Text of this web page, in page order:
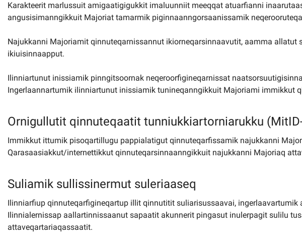
Karakteerit marlussuit amigaatigigukkit imaluunniit meeqqat atuarfianni
angusisimanngikkuit Majoriat tamarmik piginnaanngorsaanissamik
Najukkanni Majoriamit qinnuteqarnissannut ikiorneqarsinnaavutit, aamma allatut
ikiuisinnaapput.
Ilinniartunut inissiamik pinngitsoornak neqeroorfigineqarnissat
Ingerlaannartumik ilinniartunut inissiamik tunineqanngikkuit Majoriami immikkut
Ornigullutit qinnuteqaatit tunniukkiartorniarukku
Immikkut ittumik pisoqartillugu pappialatigut qinnuteqarfissamik najukkanni
Qarasaasiakkut/internettikkut qinnuteqarsinnaanngikkuit najukkanni Majoriaq
Suliamik sullissinermut suleriaaseq
Ilinniarfiup qinnuteqarfigineqartup illit qinnutitit suliarisussaavai, ingerlaavartumik
Ilinnialernissap aallartinnissaanut sapaatit akunnerit pingasut inulerpagit sulilu
attaveqartariaqassaatit.